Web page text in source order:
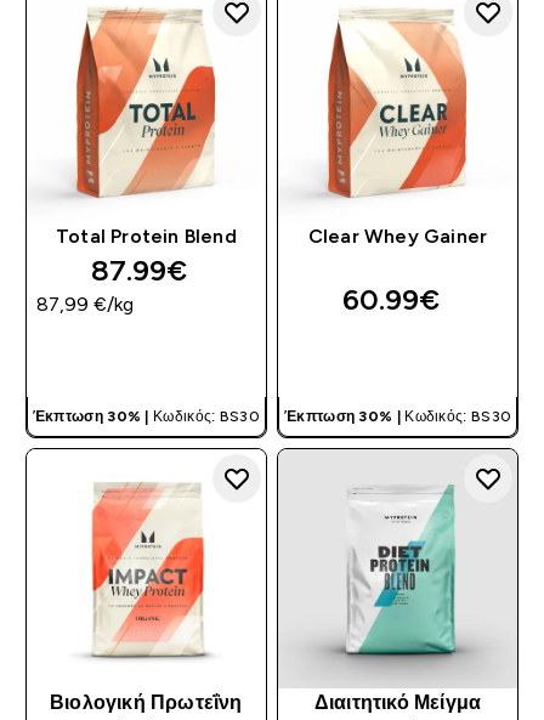
Total Protein Blend
87.99€‎
87,99 €‎/kg
Έκπτωση 30% | Κωδικός: BS30
Clear Whey Gainer
60.99€‎
Έκπτωση 30% | Κωδικός: BS30
Βιολογική Πρωτεΐνη
Διαιτητικό Μείγμα